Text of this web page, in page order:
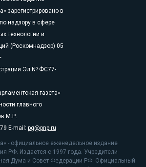
зарегистрировано в
надзору в сфере
технологий и
(Роскомнадзор) 05
Эл № ФС77-
газета»
главного
М.Р.
E-mail: pg@pnp.ru
- официальное еженедельное издание
РФ. Издается с 1997 года. Учредители
Дума и Совет Федерации РФ. Официальный